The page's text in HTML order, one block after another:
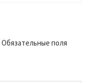
Обязательные поля